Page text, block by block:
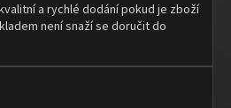
a rychlé dodání pokud je zboží
není snaží se doručit do